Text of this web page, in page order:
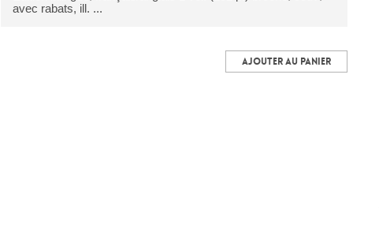
avec rabats, ill. ...
AJOUTER AU PANIER